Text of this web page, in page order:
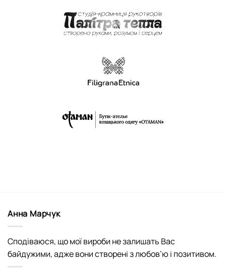
Анна Марчук
Сподіваюся, що мої вироби не залишать Вас
байдужими, адже вони створені з любов’ю і позитивом.